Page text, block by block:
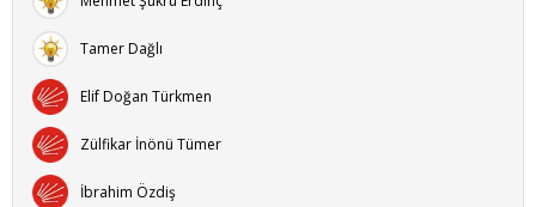
Tamer Dağlı
Elif Doğan Türkmen
Zülfikar İnönü Tümer
İbrahim Özdiş